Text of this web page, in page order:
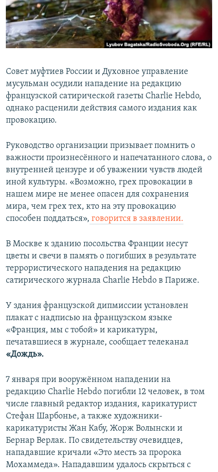
ПОБЕДИТЕЛЕЙ НЕ СУДЯТ?
КРЫМ.НЕПОКОРЕННЫЙ
ELIFBE
ПРИСОЕДИНЯЙТЕСЬ!
Все сайты RFE/RL
Совет муфтиев России и Духовное управление
мусульман осудили нападение на редакцию
французской сатирической газеты Charlie Hebdo,
однако расценили действия самого издания как
провокацию.
Руководство организации призывает помнить о
важности произнесённого и напечатанного слова, о
внутренней цензуре и об уважении чувств людей
иной культуры. «Возможно, грех провокации в
нашем мире не менее опасен для сохранения
мира, чем грех тех, кто на эту провокацию
способен поддаться», говорится в заявлении.
В Москве к зданию посольства Франции несут
цветы и свечи в память о погибших в результате
террористического нападения на редакцию
сатирического журнала Сharlie Hebdo в Париже.
У здания французской дипмиссии установлен
плакат с надписью на французском языке
«Франция, мы с тобой» и карикатуры,
печатавшиеся в журнале, сообщает телеканал
«Дождь».
7 января при вооружённом нападении на
редакцию Сharlie Hebdo погибли 12 человек, в том
числе главный редактор издания, карикатурист
Стефан Шарбонье, а также художники-
карикатуристы Жан Кабу, Жорж Волынски и
Бернар Верлак. По свидетельству очевидцев,
нападавшие кричали «Это месть за пророка
Мохаммеда». Нападавшим удалось скрыться с